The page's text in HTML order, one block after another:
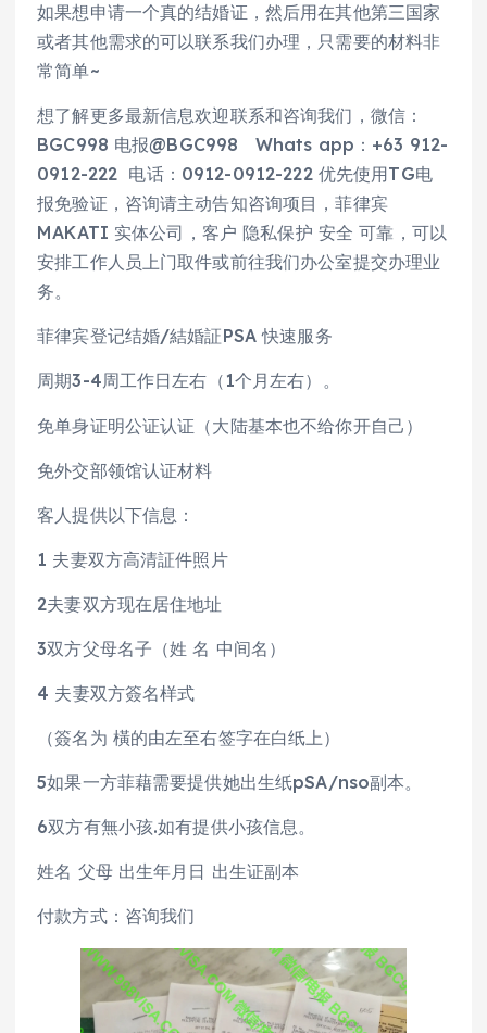
如果想申请一个真的结婚证，然后用在其他第三国家
或者其他需求的可以联系我们办理，只需要的材料非
常简单~
想了解更多最新信息欢迎联系和咨询我们，微信：
BGC998 电报@BGC998 Whats app：+63 912-
0912-222 电话：0912-0912-222 优先使用TG电
报免验证，咨询请主动告知咨询项目，菲律宾
MAKATI 实体公司，客户 隐私保护 安全 可靠，可以
安排工作人员上门取件或前往我们办公室提交办理业
务。
菲律宾登记结婚/結婚証PSA 快速服务
周期3-4周工作日左右（1个月左右）。
免单身证明公证认证（大陆基本也不给你开自己）
免外交部领馆认证材料
客人提供以下信息：
1 夫妻双方高清証件照片
2夫妻双方现在居住地址
3双方父母名子（姓 名 中间名）
4 夫妻双方簽名样式
（簽名为 橫的由左至右签字在白纸上）
5如果一方菲藉需要提供她出生纸pSA/nso副本。
6双方有無小孩.如有提供小孩信息。
姓名 父母 出生年月日 出生证副本
付款方式：咨询我们